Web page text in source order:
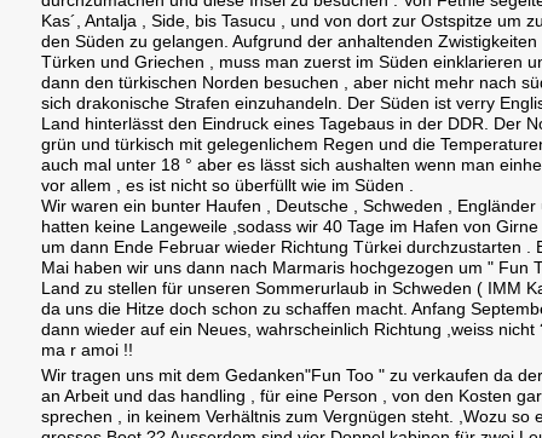
Kas´, Antalja , Side, bis Tasucu , und von dort zur Ostspitze um
den Süden zu gelangen. Aufgrund der anhaltenden Zwistigkeiten
Türken und Griechen , muss man zuerst im Süden einklarieren
dann den türkischen Norden besuchen , aber nicht mehr nach
sich drakonische Strafen einzuhandeln. Der Süden ist verry
Land hinterlässt den Eindruck eines Tagebaus in der DDR. Der
grün und türkisch mit gelegenlichem Regen und die
auch mal unter 18 ° aber es lässt sich aushalten wenn man
vor allem , es ist nicht so überfüllt wie im Süden .
Wir waren ein bunter Haufen , Deutsche , Schweden , Engländer
hatten keine Langeweile ,sodass wir 40 Tage im Hafen von
um dann Ende Februar wieder Richtung Türkei durchzustarten .
Mai haben wir uns dann nach Marmaris hochgezogen um " Fun
Land zu stellen für unseren Sommerurlaub in Schweden ( IMM
da uns die Hitze doch schon zu schaffen macht. Anfang
dann wieder auf ein Neues, wahrscheinlich Richtung ,weiss nicht
ma r amoi !!
Wir tragen uns mit dem Gedanken"Fun Too " zu verkaufen da
an Arbeit und das handling , für eine Person , von den Kosten
sprechen , in keinem Verhältnis zum Vergnügen steht. ,Wozu so